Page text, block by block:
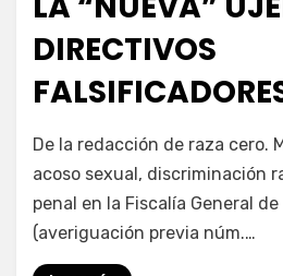
DIRECTIVOS
por Enrique
De la redacción de raza cero.
acoso sexual, discriminación
penal en la Fiscalía General
(averiguación previa núm.…